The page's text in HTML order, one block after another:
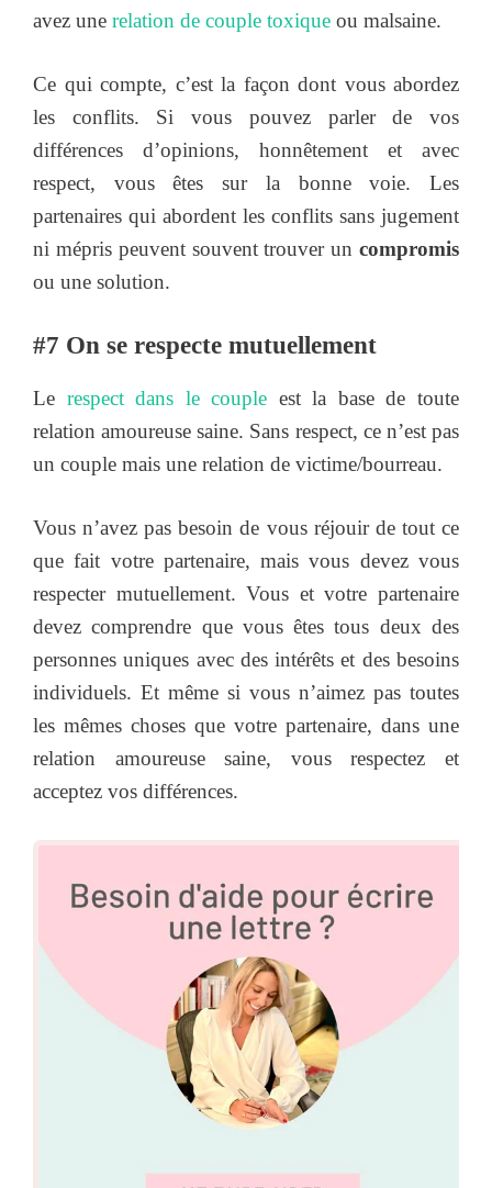
avez une relation de couple toxique ou malsaine.
Ce qui compte, c’est la façon dont vous abordez
les conflits. Si vous pouvez parler de vos
différences d’opinions, honnêtement et avec
respect, vous êtes sur la bonne voie. Les
partenaires qui abordent les conflits sans jugement
ni mépris peuvent souvent trouver un compromis
ou une solution.
#7 On se respecte mutuellement
Le respect dans le couple est la base de toute
relation amoureuse saine. Sans respect, ce n’est pas
un couple mais une relation de victime/bourreau.
Vous n’avez pas besoin de vous réjouir de tout ce
que fait votre partenaire, mais vous devez vous
respecter mutuellement. Vous et votre partenaire
devez comprendre que vous êtes tous deux des
personnes uniques avec des intérêts et des besoins
individuels. Et même si vous n’aimez pas toutes
les mêmes choses que votre partenaire, dans une
relation amoureuse saine, vous respectez et
acceptez vos différences.